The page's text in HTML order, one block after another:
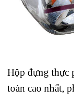
Hộp đựng thực
toàn cao nhất,